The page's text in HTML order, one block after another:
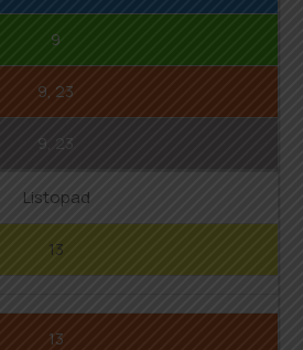
9
9, 23
9, 23
Listopad
13
13